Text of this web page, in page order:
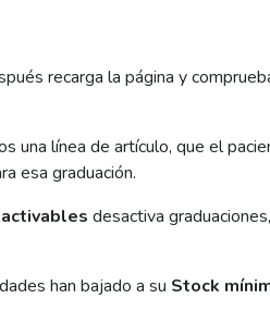
recarga la página y
una línea de artículo, que el
esa graduación.
desactiva
han bajado a su Stock